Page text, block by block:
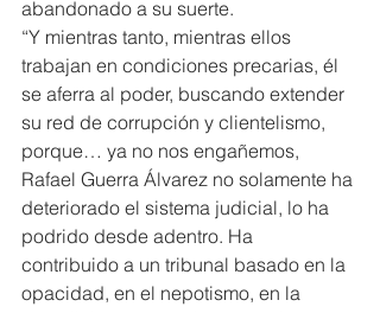
abandonado a su suerte.
“Y mientras tanto, mientras ellos
trabajan en condiciones precarias, él
se aferra al poder, buscando extender
su red de corrupción y clientelismo,
porque… ya no nos engañemos,
Rafael Guerra Álvarez no solamente ha
deteriorado el sistema judicial, lo ha
podrido desde adentro. Ha
contribuido a un tribunal basado en la
opacidad, en el nepotismo, en la